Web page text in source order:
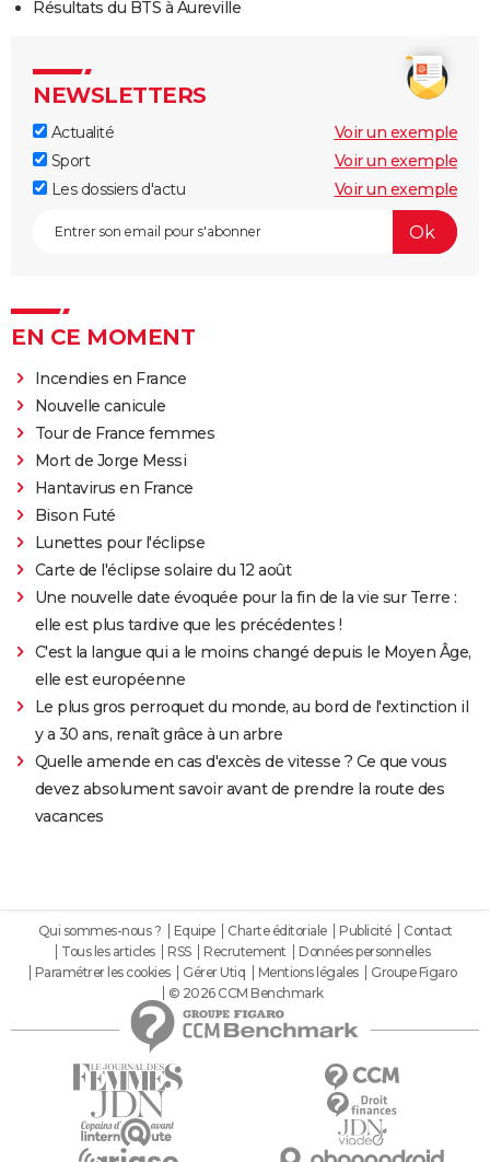
Résultats du BTS à Aureville
NEWSLETTERS
Actualité
Voir un exemple
Sport
Voir un exemple
Les dossiers d'actu
Voir un exemple
EN CE MOMENT
Incendies en France
Nouvelle canicule
Tour de France femmes
Mort de Jorge Messi
Hantavirus en France
Bison Futé
Lunettes pour l'éclipse
Carte de l'éclipse solaire du 12 août
Une nouvelle date évoquée pour la fin de la vie sur Terre :
elle est plus tardive que les précédentes !
C'est la langue qui a le moins changé depuis le Moyen Âge,
elle est européenne
Le plus gros perroquet du monde, au bord de l'extinction il
y a 30 ans, renaît grâce à un arbre
Quelle amende en cas d'excès de vitesse ? Ce que vous
devez absolument savoir avant de prendre la route des
vacances
Qui sommes-nous ? Equipe Charte éditoriale Publicité
Contact
Tous les articles
RSS Recrutement
Données personnelles
Paramétrer les cookies
Gérer Utiq Mentions légales
Groupe Figaro
© 2026 CCM Benchmark